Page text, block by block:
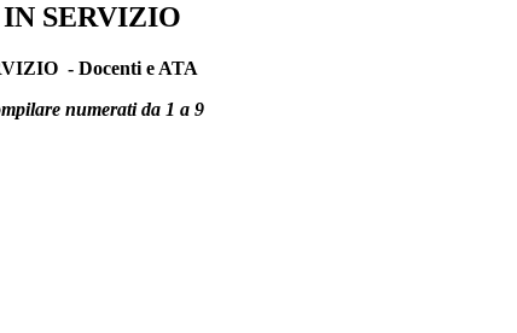
SERVIZIO
- Docenti e ATA
numerati da 1 a 9